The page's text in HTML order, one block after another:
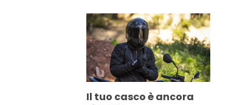
Il tuo casco è ancora